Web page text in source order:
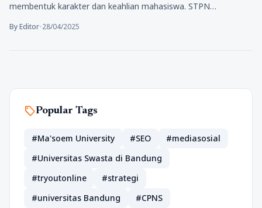
membentuk karakter dan keahlian mahasiswa. STPN…
By Editor•28/04/2025
sellPopular Tags
#Ma'soem University #SEO
#mediasosial
#Universitas Swasta di Bandung
#tryoutonline
#strategi
#universitas Bandung
#CPNS